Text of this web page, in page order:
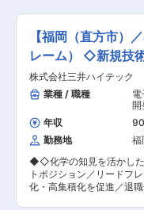
間中、給与、福利厚生が
囲：会社の定める業務
画〜製造まで一貫して自
力使わない専用の設計が
人が一本一本手作業で塗
ど、妥協のないモノづくり
しています。 ■当社の特徴： ・1955年、兵庫県
西脇市で釣鈎メーカーと
から釣鈎や釣竿、さらに
まで様々な商品を取り扱っ
30年前から積極的に海外
全世界10拠点を構え、事
品は国内にとどまらず海
評価を得ています。 変更の範囲：会社の定める業
務
した新製品の開発業務 ・
製作 ■当ポジションの魅力： 技術開発課という
部署名ではありますが、
おり試験器や計測器を使
析業務がメインになりま
るため、材料、統計処理等
スキルが身に付きます。
器の構想／設計／製作も
ームプレイをする場合も
1人で全ての作業を行う場
りがいがあります。職場
かれているため技術サポ
す。 ■当社の製品： 当社の釣鈎（つりばり）
は、全国の釣具店でほぼ
す。GAMAKATSUブラン
圧倒的な知名度があり、
【福岡（直方市）
レーム） ◇新規技
補
株式会社三井ハイテック
業種 / 職種
開
年収
勤務地
福
◆◇化学の知見を活かした
トポジション／リードフ
化・高集積化を促進／退